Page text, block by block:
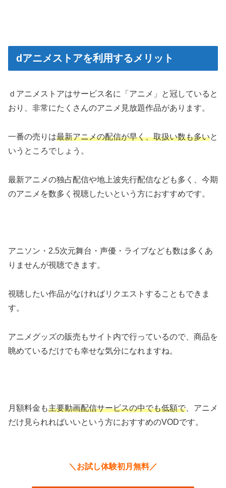
dアニメストアを利用するメリット
ｄアニメストアはサービス名に「アニメ」と冠していると
おり、非常にたくさんのアニメ見放題作品があります。
一番の売りは最新アニメの配信が早く、取扱い数も多いと
いうところでしょう。
最新アニメの独占配信や地上波先行配信なども多く、今期
のアニメを数多く視聴したいという方におすすめです。
アニソン・2.5次元舞台・声優・ライブなども数は多くあ
りませんが視聴できます。
視聴したい作品がなければリクエストすることもできま
す。
アニメグッズの販売もサイト内で行っているので、商品を
眺めているだけでも幸せな気分になれますね。
月額料金も主要動画配信サービスの中でも低額で 、アニメ
だけ見られればいいという方におすすめのVODです。
＼お試し体験初月無料／